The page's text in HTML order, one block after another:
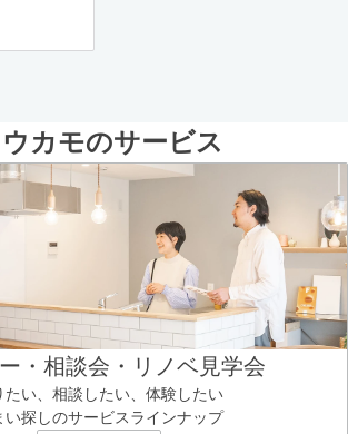
カモのサービス
・相談会・リノベ見学会
たい、相談したい、体験したい
い探しのサービスラインナップ